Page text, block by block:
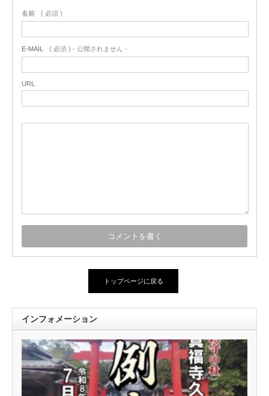
名前 ( 必須 )
E-MAIL ( 必須 ) - 公開されません -
URL
トップページに戻る
インフォメーション